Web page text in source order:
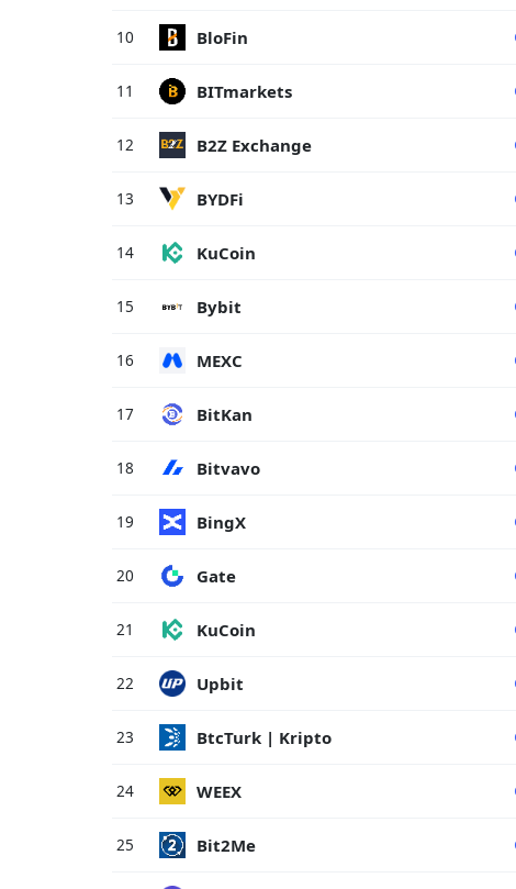
10 BloFin
11 BITmarkets
12 B2Z Exchange
13 BYDFi
14 KuCoin
15 Bybit
16 MEXC
17 BitKan
18 Bitvavo
19 BingX
20 Gate
21 KuCoin
22 Upbit
23 BtcTurk | Kripto
24 WEEX
25 Bit2Me